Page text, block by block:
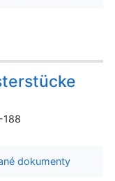
188
dokumenty